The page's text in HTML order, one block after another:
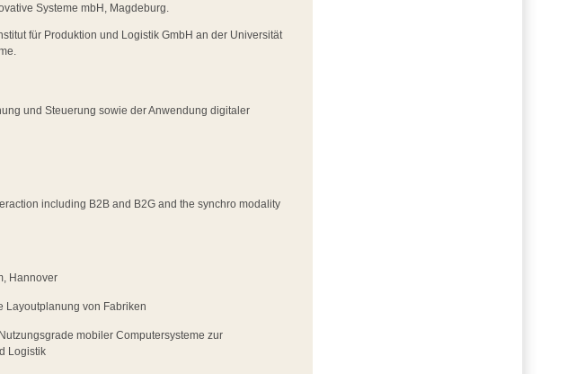
Systeme mbH, Magdeburg.
für Produktion und Logistik GmbH an der Universität
und Steuerung sowie der Anwendung digitaler
including B2B and B2G and the synchro modality
Hannover
Layoutplanung von Fabriken
mobiler Computersysteme zur
Logistik